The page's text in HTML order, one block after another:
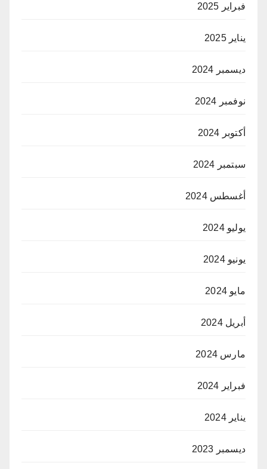
فبراير 2025
يناير 2025
ديسمبر 2024
نوفمبر 2024
أكتوبر 2024
سبتمبر 2024
أغسطس 2024
يوليو 2024
يونيو 2024
مايو 2024
أبريل 2024
مارس 2024
فبراير 2024
يناير 2024
ديسمبر 2023